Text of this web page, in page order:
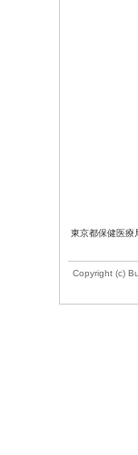
東京都保健医
Copyright (c)